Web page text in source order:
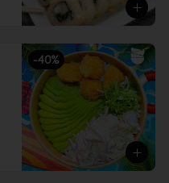
-40%